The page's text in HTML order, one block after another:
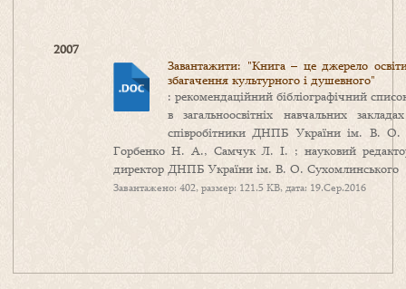
2007
Завантажити: "Книга – це джерело
збагачення культурного і душевного"
: рекомендаційний бібліографічний
в загальноосвітніх навчальних
співробітники ДНПБ України ім. В. О.
Горбенко Н. А., Самчук Л. І. ; науковий
директор ДНПБ України ім. В. О. Сухомлинського
Завантажено: 402, размер: 121.5 KB, дата: 19.Сер.2016